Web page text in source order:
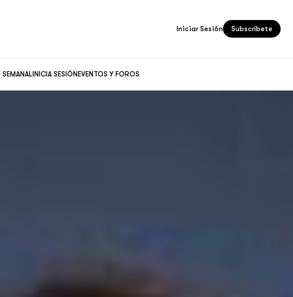
SEMANALINICIA SESIÓNEVENTOS Y FOROS
Iniciar Sesión Subscríbete